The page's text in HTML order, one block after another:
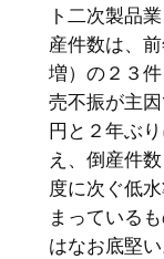
ト二次製品
産件数は、
増）の２３
売不振が主
円と２年ぶ
え、倒産件
度に次ぐ低
まっている
はなお底堅い